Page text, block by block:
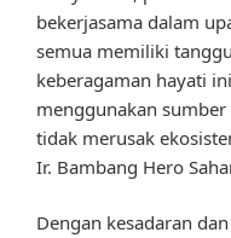
bekerjasama dalam
semua memiliki
keberagaman hayati
menggunakan sumber
tidak merusak
Ir. Bambang Hero
Dengan kesadaran